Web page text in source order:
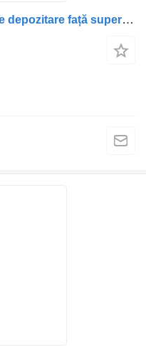
Rivestimento Compartiment de depozitare față superioară pentru per camion DAF